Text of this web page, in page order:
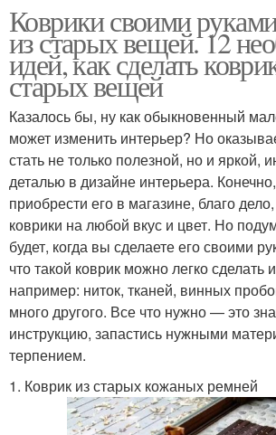
Коврики своими
из старых вещей. 12
идей, как сделать
старых вещей
Казалось бы, ну как обыкновенный
может изменить интерьер? Но
стать не только полезной, но и яркой,
деталью в дизайне интерьера.
приобрести его в магазине, благо
коврики на любой вкус и цвет. Но
будет, когда вы сделаете его своими
что такой коврик можно легко сделать
например: ниток, тканей, винных
много другого. Все что нужно — это
инструкцию, запастись нужными
терпением.
1. Коврик из старых кожаных ремней